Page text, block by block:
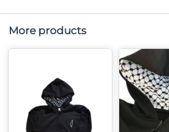
More products